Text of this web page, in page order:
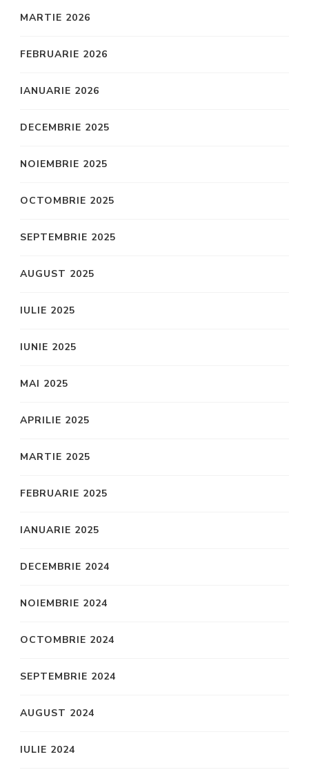
MARTIE 2026
FEBRUARIE 2026
IANUARIE 2026
DECEMBRIE 2025
NOIEMBRIE 2025
OCTOMBRIE 2025
SEPTEMBRIE 2025
AUGUST 2025
IULIE 2025
IUNIE 2025
MAI 2025
APRILIE 2025
MARTIE 2025
FEBRUARIE 2025
IANUARIE 2025
DECEMBRIE 2024
NOIEMBRIE 2024
OCTOMBRIE 2024
SEPTEMBRIE 2024
AUGUST 2024
IULIE 2024